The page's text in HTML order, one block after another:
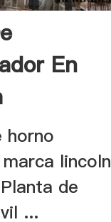
En
De.
horno
lincoln
de
...